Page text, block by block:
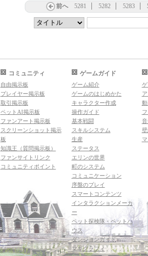
前へ 5281 5282 5283
コミュニティ
自由掲示板
プレイヤー掲示板
取引掲示板
ペットAI掲示板
ファンアート掲示板
スクリーンショット掲示
板
知識王（質問掲示板）
ファンサイトリンク
コミュニティポイント
ゲームガイド
ゲーム紹介
ゲームのはじめかた
キャラクター作成
操作ガイド
基本戦闘
スキルシステム
生産
ステータス
エリンの世界
町のシステム
コミュニケーション
序盤のプレイ
スマートコンテンツ
インタラクションメーカ
ー
ペット探検隊・ペットハ
ウス
ダンジョンガイド
マギグラフィ